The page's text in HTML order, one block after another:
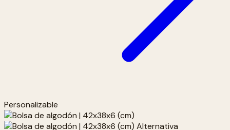
Personalizable